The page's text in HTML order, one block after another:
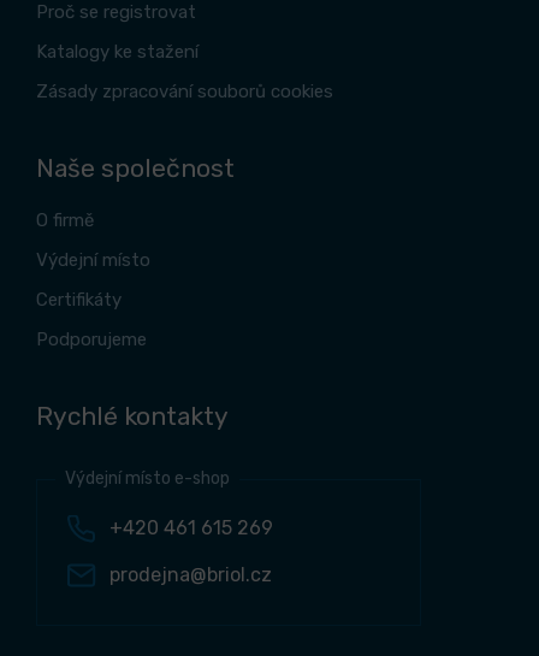
Proč se registrovat
Katalogy ke stažení
Zásady zpracování souborů cookies
Naše společnost
O firmě
Výdejní místo
Certifikáty
Podporujeme
Rychlé kontakty
Výdejní místo e-shop
+420 461 615 269
prodejna@briol.cz